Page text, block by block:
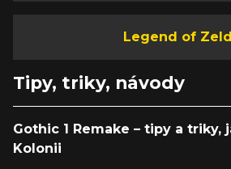
Legend of
Tipy, triky, návody
Gothic 1 Remake – tipy a triky,
Kolonii